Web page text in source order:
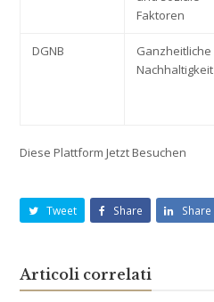
Faktoren
DGNB
Ganzheitliche
Nachhaltigkeit
Diese Plattform Jetzt Besuchen
Tweet Share Share
Articoli correlati